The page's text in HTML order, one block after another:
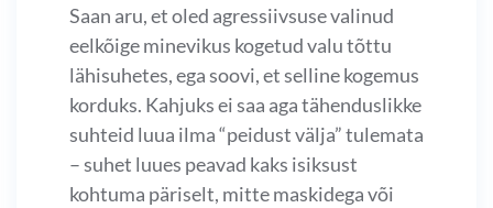
Saan aru, et oled agressiivsuse valinud
eelkõige minevikus kogetud valu tõttu
lähisuhetes, ega soovi, et selline kogemus
korduks. Kahjuks ei saa aga tähenduslikke
suhteid luua ilma “peidust välja” tulemata
– suhet luues peavad kaks isiksust
kohtuma päriselt, mitte maskidega või